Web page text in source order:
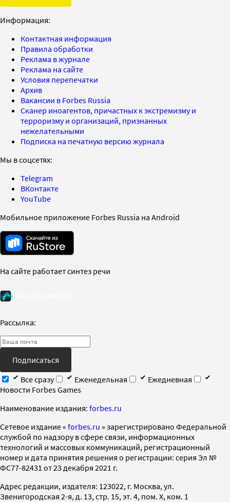
Информация:
Контактная информация
Правила обработки
Реклама в журнале
Реклама на сайте
Условия перепечатки
Архив
Вакансии в Forbes Russia
Сканер иноагентов, причастных к экстремизму и
терроризму и организаций, признанных
нежелательными
Подписка на печатную версию журнала
Мы в соцсетях:
Telegram
ВКонтакте
YouTube
Мобильное приложение Forbes Russia на Android
На сайте работает синтез речи
Рассылка:
Подписаться
Все сразу
Еженедельная
Ежедневная
Новости Forbes Games
Наименование издания: forbes.ru
Cетевое издание « forbes.ru » зарегистрировано Федеральной
службой по надзору в сфере связи, информационных
технологий и массовых коммуникаций, регистрационный
номер и дата принятия решения о регистрации: серия Эл №
ФС77-82431 от 23 декабря 2021 г.
Адрес редакции, издателя: 123022, г. Москва, ул.
Звенигородская 2-я, д. 13, стр. 15, эт. 4, пом. X, ком. 1